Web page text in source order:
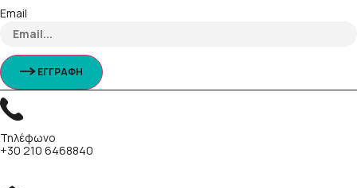
Email
ΕΓΓΡΑΦΗ
Τηλέφωνο
+30 210 6468840